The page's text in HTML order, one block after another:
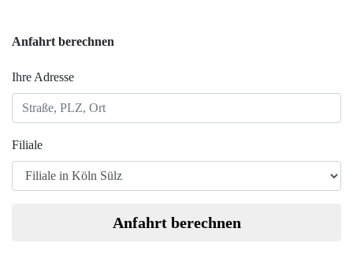
Anfahrt berechnen
Ihre Adresse
Filiale
Anfahrt berechnen